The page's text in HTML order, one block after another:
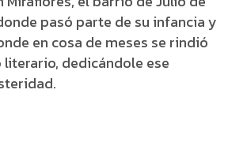
pasó parte de su infancia y
en cosa de meses se rindió
dedicándole ese